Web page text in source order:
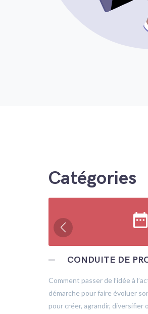
Catégories
date_range
─ CONDUITE DE
Comment passer de l’idée à
démarche pour faire évoluer
pour créer, agrandir,